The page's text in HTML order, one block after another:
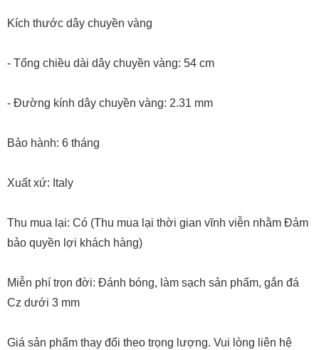
Kích thước dây chuyền vàng
- Tổng chiều dài dây chuyền vàng: 54 cm
- Đường kính dây chuyền vàng: 2.31 mm
Bảo hành: 6 tháng
Xuất xứ: Italy
Thu mua lại: Có (Thu mua lại thời gian vĩnh viễn nhằm Đảm
bảo quyền lợi khách hàng)
Miễn phí trọn đời: Đánh bóng, làm sạch sản phẩm, gắn đá
Cz dưới 3 mm
Giá sản phẩm thay đổi theo trọng lượng. Vui lòng liên hệ